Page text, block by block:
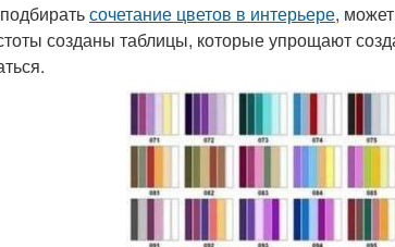
сочетание цветов в интерьере,
созданы таблицы, которые упрощают